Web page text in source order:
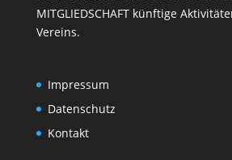
MITGLIEDSCHAFTkünftige
Vereins.
Impressum
Datenschutz
Kontakt